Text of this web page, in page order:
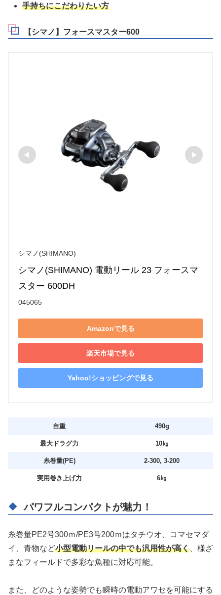
手持ちにこだわりたい方
【シマノ】フォースマスター600
シマノ(SHIMANO)
シマノ(SHIMANO) 電動リール 23 フォースマ
スター 600DH
045065
Amazonで見る
楽天市場で見る
Yahoo!ショッピングで見る
自重 490g
最大ドラグ力 10㎏
糸巻量(PE) 2-300, 3-200
実用巻き上げ力 6㎏
パワフルコンパクトが魅力！
糸巻量PE2号300ｍ/PE3号200ｍはタチウオ、コマセマダ
イ、青物など小型電動リールの中でも汎用性が高く 、様ざ
まなフィールドで多彩な魚種に対応可能。
また、どのような姿勢でも瞬時の電動アワセを可能にする